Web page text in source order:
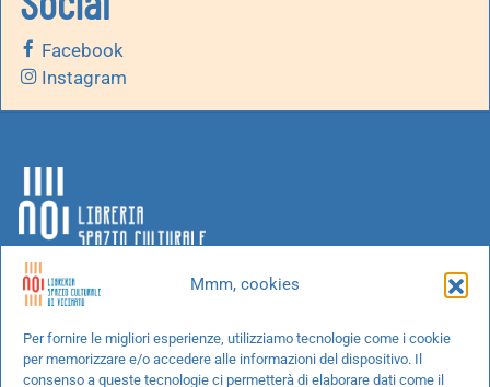
Mmm, cookies
Per fornire le migliori esperienze, utilizziamo tecnologie come i cookie
per memorizzare e/o accedere alle informazioni del dispositivo. Il
consenso a queste tecnologie ci permetterà di elaborare dati come il
Facebook
Instagram
Chi siamo
Progetti speciali